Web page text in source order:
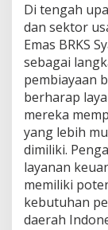
Di tengah
dan sektor
Emas BRKS
sebagai
pembiayaan
berharap
mereka
yang lebih
dimiliki.
layanan
memiliki
kebutuhan
daerah